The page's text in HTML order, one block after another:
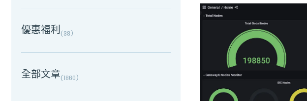
優惠福利(38)
全部文章(1860)